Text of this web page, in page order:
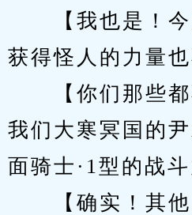
【我也是！今
获得怪人的力量也
【你们那些都
我们大寒冥国的
面骑士·1型的战
【确实！其他